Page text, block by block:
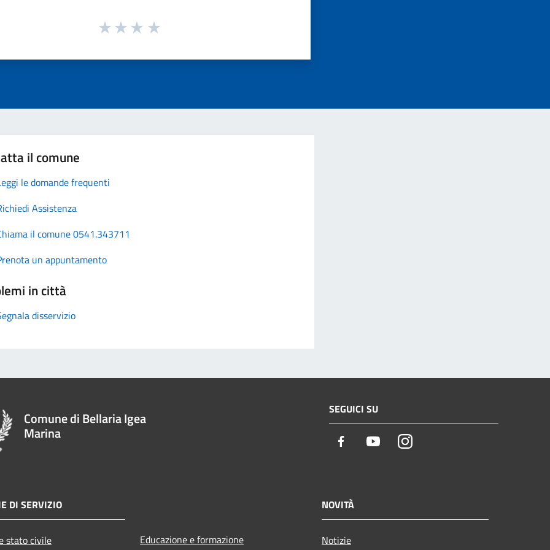
il comune
le domande frequenti
Assistenza
il comune 0541.343711
un appuntamento
in città
disservizio
Comune di Bellaria Igea
Marina
SEGUICI SU
Facebook YoutubeInstagram
DI SERVIZIO
stato civile Educazione e formazione
NOVITÀ
Notizie